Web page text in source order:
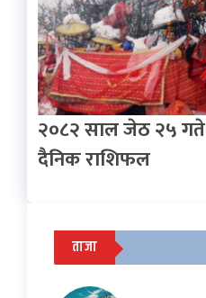
२०८२ साल जेठ २५
दैनिक राशिफल
ताजा